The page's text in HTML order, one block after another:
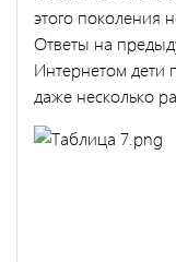
этого поколения
Ответы на
Интернетом дети
даже несколько